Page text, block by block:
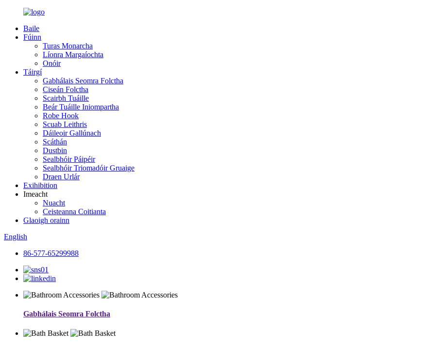
Baile
Fúinn
Turas Monarcha
Líonra Margaíochta
Onóir
Táirgí
Gabhálais Seomra Folctha
Ciseán Folctha
Scairbh Tuáille
Beár Tuáille Iniompartha
Robe Hook
Scuab Leithris
Dáileoir Gallúnach
Scáthán
Dustbin
Sealbhóir Páipéir
Sealbhóir Triomadóir Gruaige
Draen Urlár
Exihibition
Imeacht
Nuacht
Ceisteanna Coitianta
Glaoigh orainn
English
86-577-65299988
Gabhálais Seomra Folctha